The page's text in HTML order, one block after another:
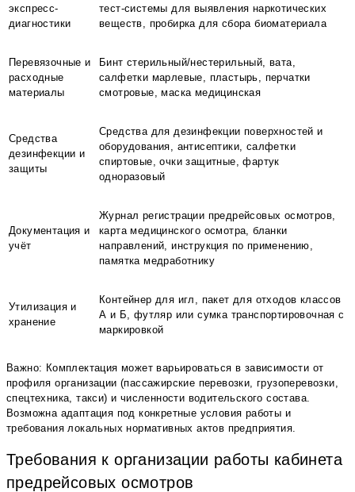
экспресс-
диагностики
тест-системы для выявления наркотических
веществ, пробирка для сбора биоматериала
Перевязочные и
расходные
материалы
Бинт стерильный/нестерильный, вата,
салфетки марлевые, пластырь, перчатки
смотровые, маска медицинская
Средства
дезинфекции и
защиты
Средства для дезинфекции поверхностей и
оборудования, антисептики, салфетки
спиртовые, очки защитные, фартук
одноразовый
Документация и
учёт
Журнал регистрации предрейсовых осмотров,
карта медицинского осмотра, бланки
направлений, инструкция по применению,
памятка медработнику
Утилизация и
хранение
Контейнер для игл, пакет для отходов классов
А и Б, футляр или сумка транспортировочная с
маркировкой
Важно: Комплектация может варьироваться в зависимости от
профиля организации (пассажирские перевозки, грузоперевозки,
спецтехника, такси) и численности водительского состава.
Возможна адаптация под конкретные условия работы и
требования локальных нормативных актов предприятия.
Требования к организации работы кабинета
предрейсовых осмотров